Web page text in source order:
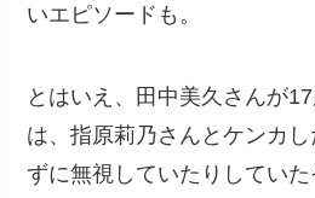
いエピソードも。
とはいえ、田中美久さんが
は、指原莉乃さんとケンカ
ずに無視していたりしてい